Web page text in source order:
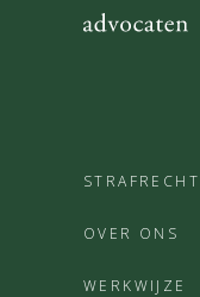
STRAFRECHT
OVER ONS
WERKWIJZE